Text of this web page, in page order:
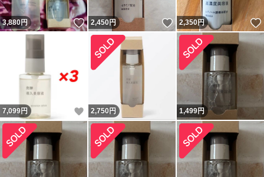
3,880円 いいね！
2,450円 いいね！
2,350円
7,099円 いいね！
2,750 円 1,499円